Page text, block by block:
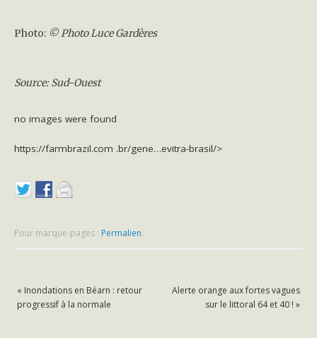
Photo: © Photo Luce Gardères
Source: Sud-Ouest
no images were found
https://farmbrazil.com .br/gene…evitra-brasil/>
Pour marque-pages : Permalien.
« Inondations en Béarn : retour
progressif à la normale
Alerte orange aux fortes vagues
sur le littoral 64 et 40 ! »